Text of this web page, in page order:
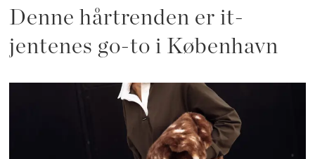
Denne hårtrenden er it-
jentenes go-to i København